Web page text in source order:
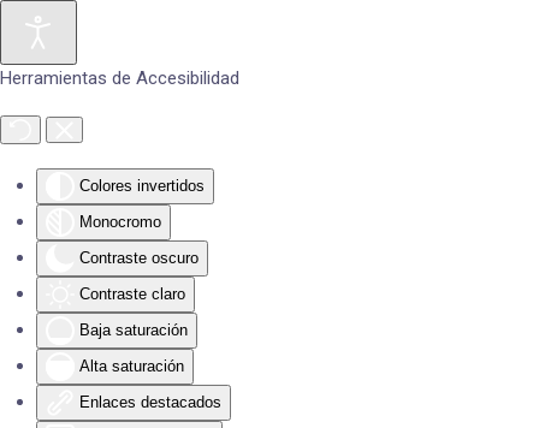
Herramientas de Accesibilidad
Colores invertidos
Monocromo
Contraste oscuro
Contraste claro
Baja saturación
Alta saturación
Enlaces destacados
Skip to main content